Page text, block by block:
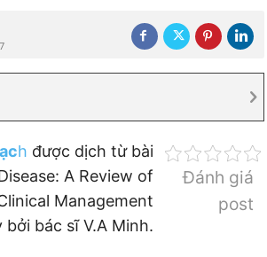
Đánh giá
post
h được dịch từ bài
A Review of
Management
bởi bác sĩ V.A Minh.